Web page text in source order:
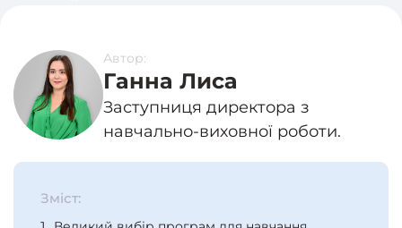
Автор:
Ганна Лиса
Заступниця директора з
навчально-виховної роботи.
Зміст: